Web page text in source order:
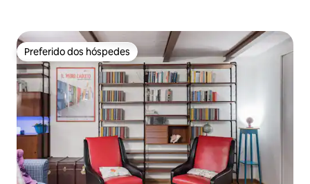
Preferido dos hóspedes
Preferido dos hóspedes